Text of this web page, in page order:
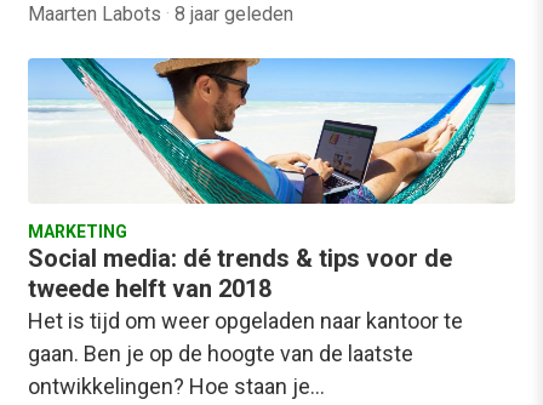
Maarten Labots · 8 jaar geleden
MARKETING
Social media: dé trends & tips voor de
tweede helft van 2018
Het is tijd om weer opgeladen naar kantoor te
gaan. Ben je op de hoogte van de laatste
ontwikkelingen? Hoe staan je…